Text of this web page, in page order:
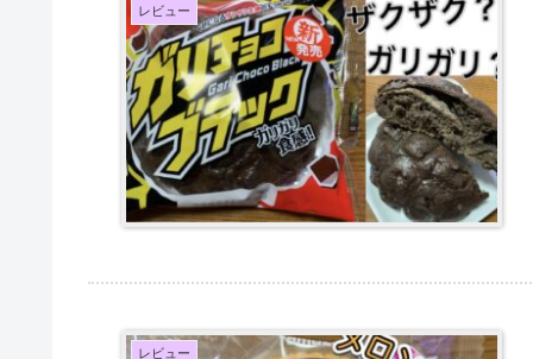
レビュー
レビュー